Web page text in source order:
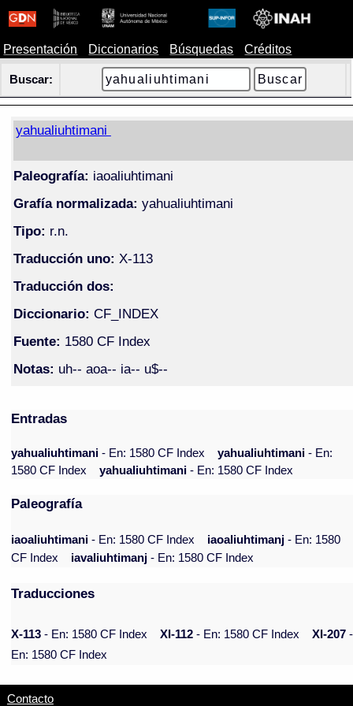
Presentación Diccionarios Búsquedas Créditos
Buscar:
yahualiuhtimani
Paleografía: iaoaliuhtimani
Grafía normalizada: yahualiuhtimani
Tipo: r.n.
Traducción uno: X-113
Traducción dos:
Diccionario: CF_INDEX
Fuente: 1580 CF Index
Notas: uh-- aoa-- ia-- u$--
Entradas
yahualiuhtimani- En: 1580 CF Index yahualiuhtimani- En:
1580 CF Index
yahualiuhtimani- En: 1580 CF Index
Paleografía
iaoaliuhtimani - En: 1580 CF Index iaoaliuhtimanj - En: 1580
CF Index
iavaliuhtimanj - En: 1580 CF Index
Traducciones
X-113 - En: 1580 CF Index XI-112 - En: 1580 CF Index XI-207 -
En: 1580 CF Index
Contacto